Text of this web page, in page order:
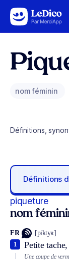
Aller au contenu
nom féminin
Définitions,
Définitions
piqueture
nom
FR [piktyʀ]
Petite
1
Une coupe de